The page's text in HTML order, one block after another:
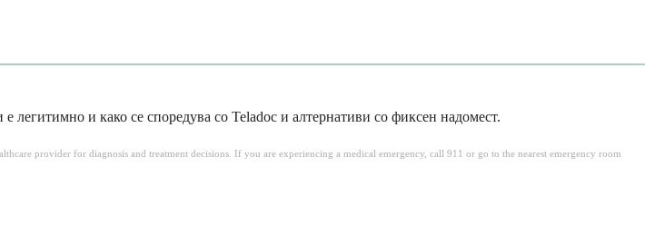
и како се споредува со Teladoc и алтернативи со фиксен надомест.
provider for diagnosis and treatment decisions. If you are experiencing a medical emergency, call 911 or go to the nearest emergency room